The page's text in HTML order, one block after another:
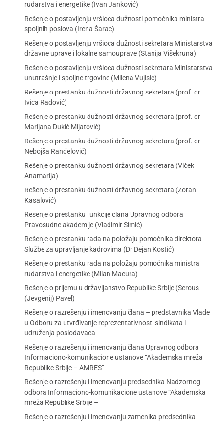
rudarstva i energetike (Ivan Janković)
Rešenje o postavljenju vršioca dužnosti pomoćnika ministra
spoljnih poslova (Irena Šarac)
Rešenje o postavljenju vršioca dužnosti sekretara Ministarstva
državne uprave i lokalne samouprave (Stanija Višekruna)
Rešenje o postavljenju vršioca dužnosti sekretara Ministarstva
unutrašnje i spoljne trgovine (Milena Vujisić)
Rešenje o prestanku dužnosti državnog sekretara (prof. dr
Ivica Radović)
Rešenje o prestanku dužnosti državnog sekretara (prof. dr
Marijana Dukić Mijatović)
Rešenje o prestanku dužnosti državnog sekretara (prof. dr
Nebojša Ranđelović)
Rešenje o prestanku dužnosti državnog sekretara (Viček
Anamarija)
Rešenje o prestanku dužnosti državnog sekretara (Zoran
Kasalović)
Rešenje o prestanku funkcije člana Upravnog odbora
Pravosudne akademije (Vladimir Simić)
Rešenje o prestanku rada na položaju pomoćnika direktora
Službe za upravljanje kadrovima (Dr Dejan Kostić)
Rešenje o prestanku rada na položaju pomoćnika ministra
rudarstva i energetike (Milan Macura)
Rešenje o prijemu u državljanstvo Republike Srbije (Serous
(Jevgenij) Pavel)
Rešenje o razrešenju i imenovanju člana – predstavnika Vlade
u Odboru za utvrđivanje reprezentativnosti sindikata i
udruženja poslodavaca
Rešenje o razrešenju i imenovanju člana Upravnog odbora
Informaciono-komunikacione ustanove “Akademska mreža
Republike Srbije – AMRES”
Rešenje o razrešenju i imenovanju predsednika Nadzornog
odbora Informaciono-komunikacione ustanove “Akademska
mreža Republike Srbije –
Rešenje o razrešenju i imenovanju zamenika predsednika